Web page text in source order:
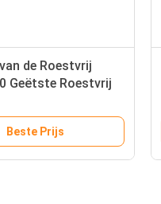
de Roestvrij
Geëtste Roestvrij
Beste Prijs